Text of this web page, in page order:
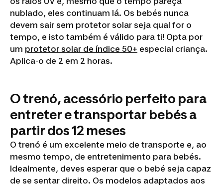
nublado, eles continuam lá. Os bebés nunca
devem sair sem protetor solar seja qual for o
tempo, e isto também é válido para ti! Opta por
um protetor solar de índice 50+ especial criança.
Aplica-o de 2 em 2 horas.
O trenó, acessório perfeito para
entreter e transportar bebés a
partir dos 12 meses
O trenó é um excelente meio de transporte e, ao
mesmo tempo, de entretenimento para bebés.
Idealmente, deves esperar que o bebé seja capaz
de se sentar direito. Os modelos adaptados aos